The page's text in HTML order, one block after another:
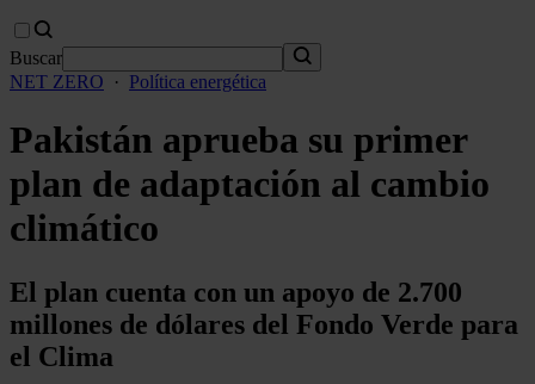
Buscar
NET ZERO
· Política energética
Pakistán aprueba su primer
plan de adaptación al cambio
climático
El plan cuenta con un apoyo de 2.700
millones de dólares del Fondo Verde para
el Clima